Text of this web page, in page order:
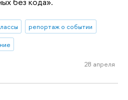
репортаж о событии
28 апреля